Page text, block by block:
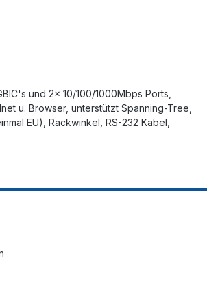
und 2x 10/100/1000Mbps Ports,
u. Browser, unterstützt Spanning-Tree,
EU), Rackwinkel, RS-232 Kabel,